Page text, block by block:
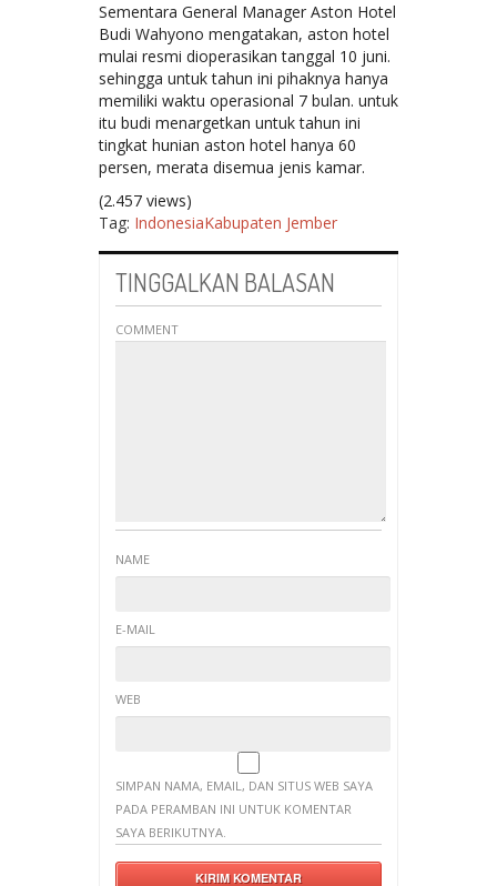
Sementara General Manager Aston Hotel
Budi Wahyono mengatakan, aston hotel
mulai resmi dioperasikan tanggal 10 juni.
sehingga untuk tahun ini pihaknya hanya
memiliki waktu operasional 7 bulan. untuk
itu budi menargetkan untuk tahun ini
tingkat hunian aston hotel hanya 60
persen, merata disemua jenis kamar.
(2.457 views)
Tag: IndonesiaKabupaten Jember
TINGGALKAN BALASAN
COMMENT
NAME
E-MAIL
WEB
SIMPAN NAMA, EMAIL, DAN SITUS WEB SAYA
PADA PERAMBAN INI UNTUK KOMENTAR
SAYA BERIKUTNYA.